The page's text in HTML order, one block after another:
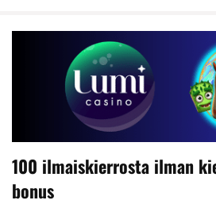
100 ilmaiskierrosta ilman
bonus